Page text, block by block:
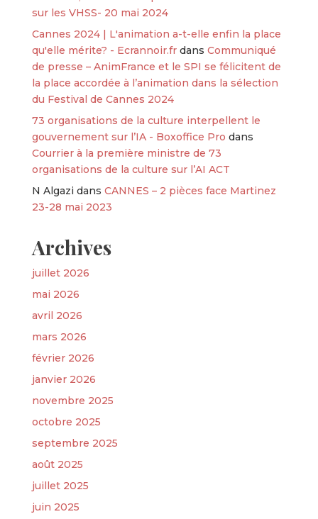
sur les VHSS- 20 mai 2024
Cannes 2024 | L'animation a-t-elle enfin la place
qu'elle mérite? - Ecrannoir.frdans Communiqué
de presse – AnimFrance et le SPI se félicitent de
la place accordée à l’animation dans la sélection
du Festival de Cannes 2024
73 organisations de la culture interpellent le
gouvernement sur l’IA - Boxoffice Pro dans
Courrier à la première ministre de 73
organisations de la culture sur l’AI ACT
N Algazi dans CANNES – 2 pièces face Martinez
23-28 mai 2023
Archives
juillet 2026
mai 2026
avril 2026
mars 2026
février 2026
janvier 2026
novembre 2025
octobre 2025
septembre 2025
août 2025
juillet 2025
juin 2025